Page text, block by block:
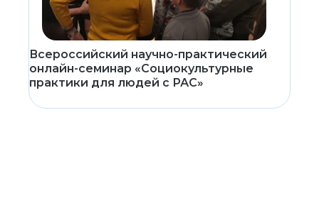
Всероссийский научно-практический
онлайн-семинар «Социокультурные
практики для людей с РАС»